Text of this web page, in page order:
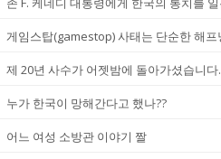
제 20년 사수가 어젯밤에 돌아가셨습니다.
누가 한국이 망해간다고 했나??
어느 여성 소방관 이야기 짤